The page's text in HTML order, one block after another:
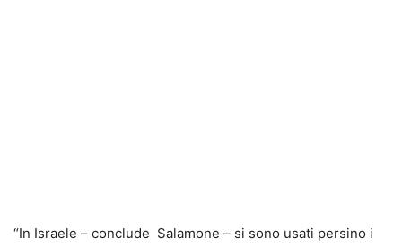
“In Israele – conclude Salamone – si sono usati persino i